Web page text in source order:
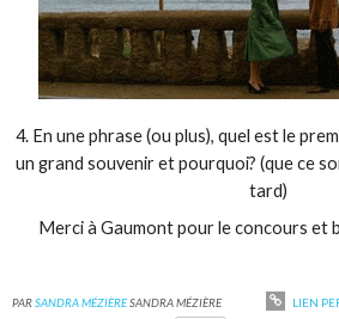
4. En une phrase (ou plus), quel est le
un grand souvenir et pourquoi? (que ce
tard)
Merci à Gaumont pour le concours et
PARSANDRA MÉZIÈRESANDRA MÉZIÈRE LIEN